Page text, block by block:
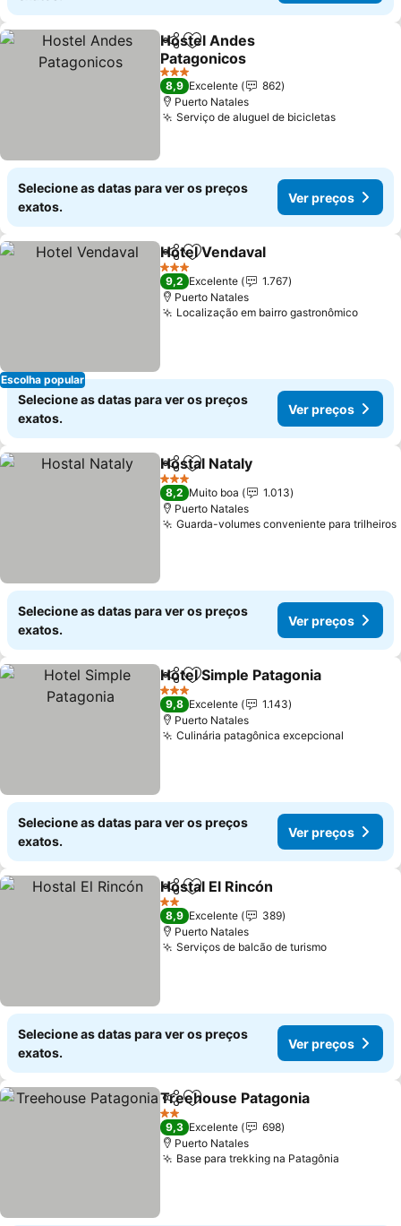
PartilharAdicionar aos favoritos
Hostel Andes
Patagonicos
3 Estrelas
8,9 Excelente
862
Puerto Natales
Serviço de aluguel de bicicletas
Selecione as datas para ver os preços
exatos.
Ver preços
Escolha popular
PartilharAdicionar aos favoritos
Hotel Vendaval
3 Estrelas
9,2 Excelente
1.767
Puerto Natales
Localização em bairro gastronômico
Selecione as datas para ver os preços
exatos.
Ver preços
PartilharAdicionar aos favoritos
Hostal Nataly
3 Estrelas
8,2 Muito boa
1.013
Puerto Natales
Guarda-volumes conveniente para trilheiros
Selecione as datas para ver os preços
exatos.
Ver preços
PartilharAdicionar aos favoritos
Hotel Simple Patagonia
3 Estrelas
9,8 Excelente
1.143
Puerto Natales
Culinária patagônica excepcional
Selecione as datas para ver os preços
exatos.
Ver preços
PartilharAdicionar aos favoritos
Hostal El Rincón
2 Estrelas
8,9 Excelente
389
Puerto Natales
Serviços de balcão de turismo
Selecione as datas para ver os preços
exatos.
Ver preços
PartilharAdicionar aos favoritos
Treehouse Patagonia
2 Estrelas
9,3 Excelente
698
Puerto Natales
Base para trekking na Patagônia